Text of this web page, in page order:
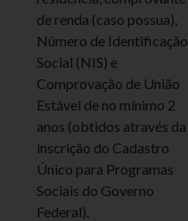
de renda (caso possua),
Número de Identificação
Social (NIS) e
Comprovação de União
Estável de no mínimo 2
anos (obtidos através da
inscrição do Cadastro
Único para Programas
Sociais do Governo
Federal).